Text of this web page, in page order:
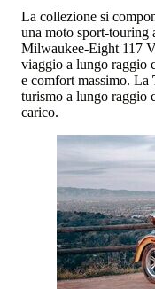
La collezione si
una moto sport-touring
Milwaukee-Eight 117
viaggio a lungo raggio
e comfort massimo. La
turismo a lungo raggio
carico.